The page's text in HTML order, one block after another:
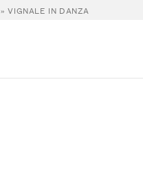
»VIGNALE IN DANZA